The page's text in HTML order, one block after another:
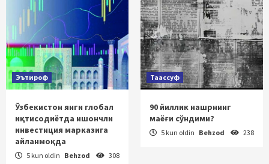
Эътироф
Ўзбекистон янги глобал
иқтисодиётда ишончли
инвестиция марказига
айланмоқда
5 kun oldin Behzod 308
Таассуф
90 йиллик нашрнинг
маёғи сўндими?
5 kun oldin Behzod 238